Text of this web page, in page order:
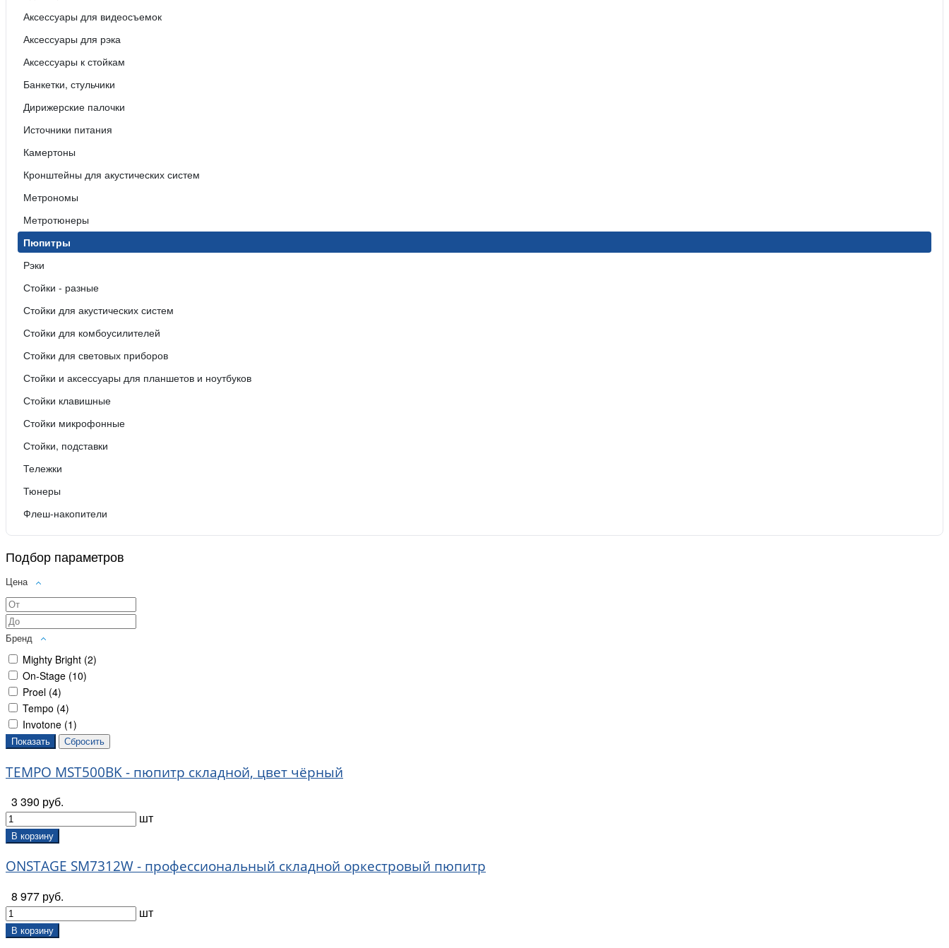
Аксессуары для видеосъемок
Аксессуары для рэка
Аксессуары к стойкам
Банкетки, стульчики
Дирижерские палочки
Источники питания
Камертоны
Кронштейны для акустических систем
Метрономы
Метротюнеры
Пюпитры
Рэки
Стойки - разные
Стойки для акустических систем
Стойки для комбоусилителей
Стойки для световых приборов
Стойки и аксессуары для планшетов и ноутбуков
Стойки клавишные
Стойки микрофонные
Стойки, подставки
Тележки
Тюнеры
Флеш-накопители
Подбор параметров
Цена
Бренд
Mighty Bright (2)
On-Stage (10)
Proel (4)
Tempo (4)
Invotone (1)
TEMPO MST500BK - пюпитр складной, цвет чёрный
3 390 руб.
шт
В корзину
ONSTAGE SM7312W - профессиональный складной оркестровый пюпитр
8 977 руб.
шт
В корзину